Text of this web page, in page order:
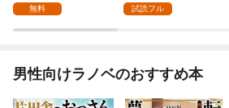
無料 試読フル
男性向けラノベのおすすめ本